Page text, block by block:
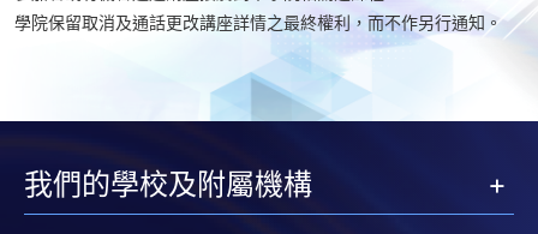
學院保留取消及通話更改講座詳情之最終權利，而不作另行通知。
我們的學校及附屬機構